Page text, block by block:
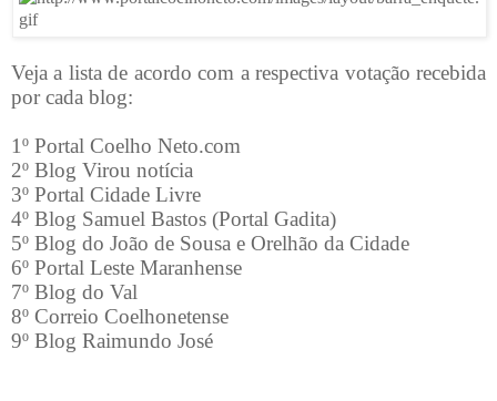
Veja a lista de acordo com a respectiva votação recebida
por cada blog:
1º Portal Coelho Neto.com
2º Blog Virou notícia
3º Portal Cidade Livre
4º Blog Samuel Bastos (Portal Gadita)
5º Blog do João de Sousa e Orelhão da Cidade
6º Portal Leste Maranhense
7º Blog do Val
8º Correio Coelhonetense
9º Blog Raimundo José